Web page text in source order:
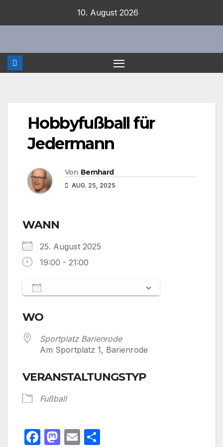
10. August 2026
Hobbyfußball für
Jedermann
Von Bernhard
AUG. 25, 2025
WANN
25. August 2025
19:00 - 21:00
WO
Sportplatz Barienrode
Am Sportplatz 1, Barienrode
VERANSTALTUNGSTYP
Fußball
F
M E